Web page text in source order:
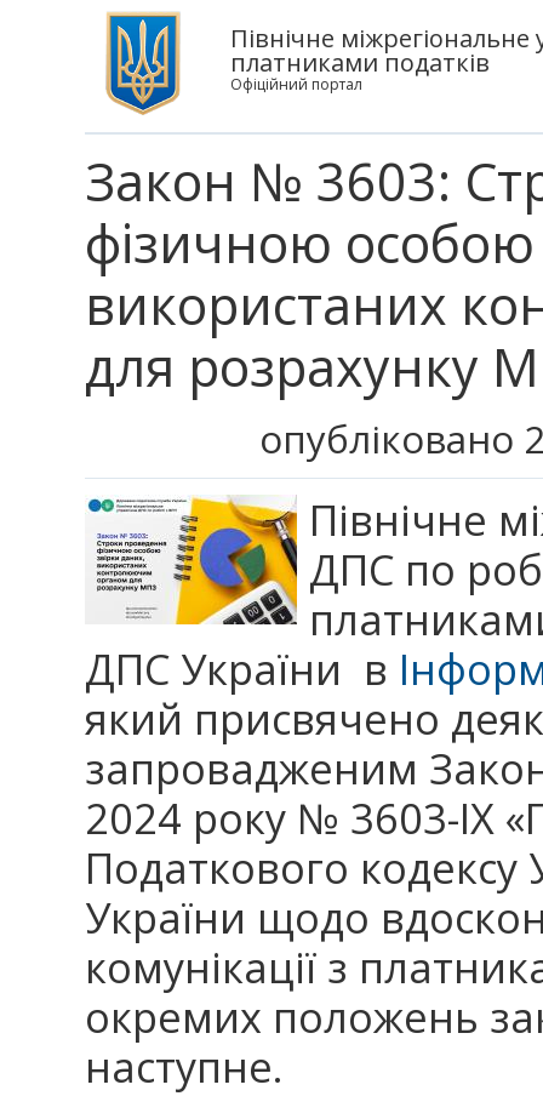
Північне
платниками податків
Офіційний портал
Закон № 3603:
фізичною особою
використаних
для розрахунку
опубліковано
Північне
ДПС по
ДПС України в
який присвячено
запровадженим
2024 року № 3603-ІХ
Податкового кодексу
України щодо
комунікації з
окремих положень
наступне.